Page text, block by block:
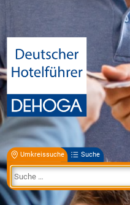
Umkreissuche Suche